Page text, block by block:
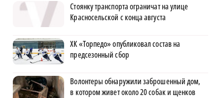
Стоянку транспорта ограничат на улице
Красносельской с конца августа
ХК «Торпедо» опубликовал состав на
предсезонный сбор
Волонтеры обнаружили заброшенный дом,
в котором живет около 20 собак и щенков